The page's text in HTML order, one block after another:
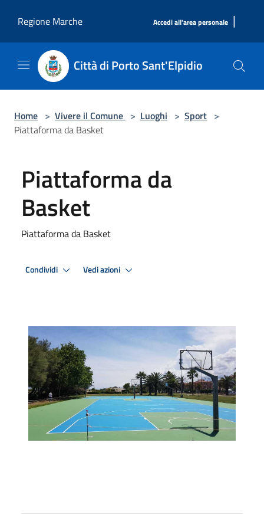
Regione Marche
Accedi all'area personale |
Città di Porto Sant'Elpidio
Home > Vivere il Comune > Luoghi > Sport >
Piattaforma da Basket
Piattaforma da
Basket
Piattaforma da Basket
Condividi Vedi azioni